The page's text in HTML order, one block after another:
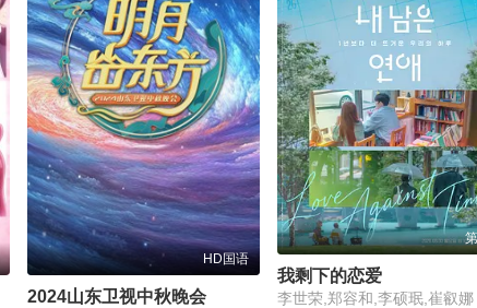
HD国语
2024山东卫视中秋晚会
我剩下的恋爱
李世荣,郑容和,李硕珉,崔叡娜